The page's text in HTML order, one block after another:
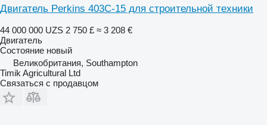
Двигатель Perkins 403C-15 для строительной техники
44 000 000 UZS 2 750 £ ≈ 3 208 €
Двигатель
Состояние новый
Великобритания, Southampton
Timik Agricultural Ltd
Связаться с продавцом